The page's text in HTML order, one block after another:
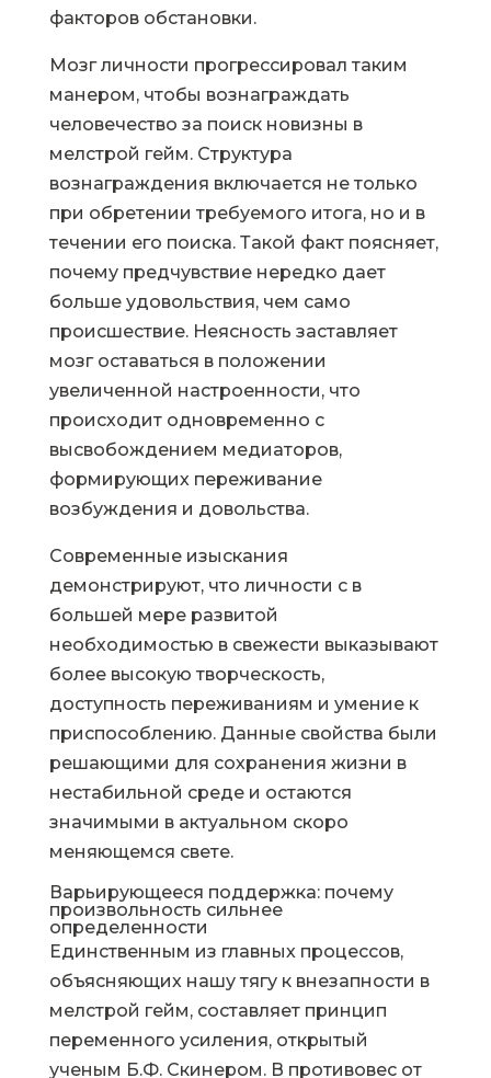
факторов обстановки.
Мозг личности прогрессировал таким
манером, чтобы вознаграждать
человечество за поиск новизны в
мелстрой гейм. Структура
вознаграждения включается не только
при обретении требуемого итога, но и в
течении его поиска. Такой факт поясняет,
почему предчувствие нередко дает
больше удовольствия, чем само
происшествие. Неясность заставляет
мозг оставаться в положении
увеличенной настроенности, что
происходит одновременно с
высвобождением медиаторов,
формирующих переживание
возбуждения и довольства.
Современные изыскания
демонстрируют, что личности с в
большей мере развитой
необходимостью в свежести выказывают
более высокую творческость,
доступность переживаниям и умение к
приспособлению. Данные свойства были
решающими для сохранения жизни в
нестабильной среде и остаются
значимыми в актуальном скоро
меняющемся свете.
Варьирующееся поддержка: почему
произвольность сильнее
определенности
Единственным из главных процессов,
объясняющих нашу тягу к внезапности в
мелстрой гейм, составляет принцип
переменного усиления, открытый
ученым Б.Ф. Скинером. В противовес от